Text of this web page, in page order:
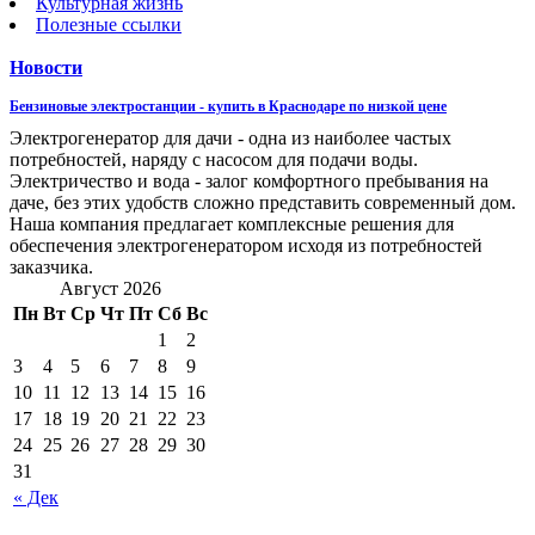
Полезные ссылки
Новости
Бензиновые электростанции - купить в Краснодаре по низкой цене
Электрогенератор для дачи - одна из наиболее частых
потребностей, наряду с насосом для подачи воды.
Электричество и вода - залог комфортного пребывания на
даче, без этих удобств сложно представить современный дом.
Наша компания предлагает комплексные решения для
обеспечения электрогенератором исходя из потребностей
заказчика.
Август 2026
Пн Вт Ср Чт Пт Сб Вс
« Дек
1
2
3
4 5 6 7 8
9
10 11 12 13 14 15 16
17 18 19 20 21 22 23
24 25 26 27 28 29 30
31